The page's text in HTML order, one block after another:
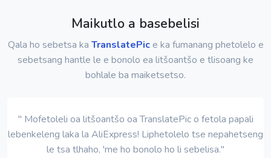
Maikutlo a basebelisi
Qala ho sebetsa ka TranslatePice ka fumanang phetolelo e
sebetsang hantle le e bonolo ea litšoantšo e tlisoang ke
bohlale ba maiketsetso.
" Mofetoleli oa litšoantšo oa TranslatePic o fetola papali
lebenkeleng laka la AliExpress! Liphetolelo tse nepahetseng
le tsa tlhaho, 'me ho bonolo ho li sebelisa."